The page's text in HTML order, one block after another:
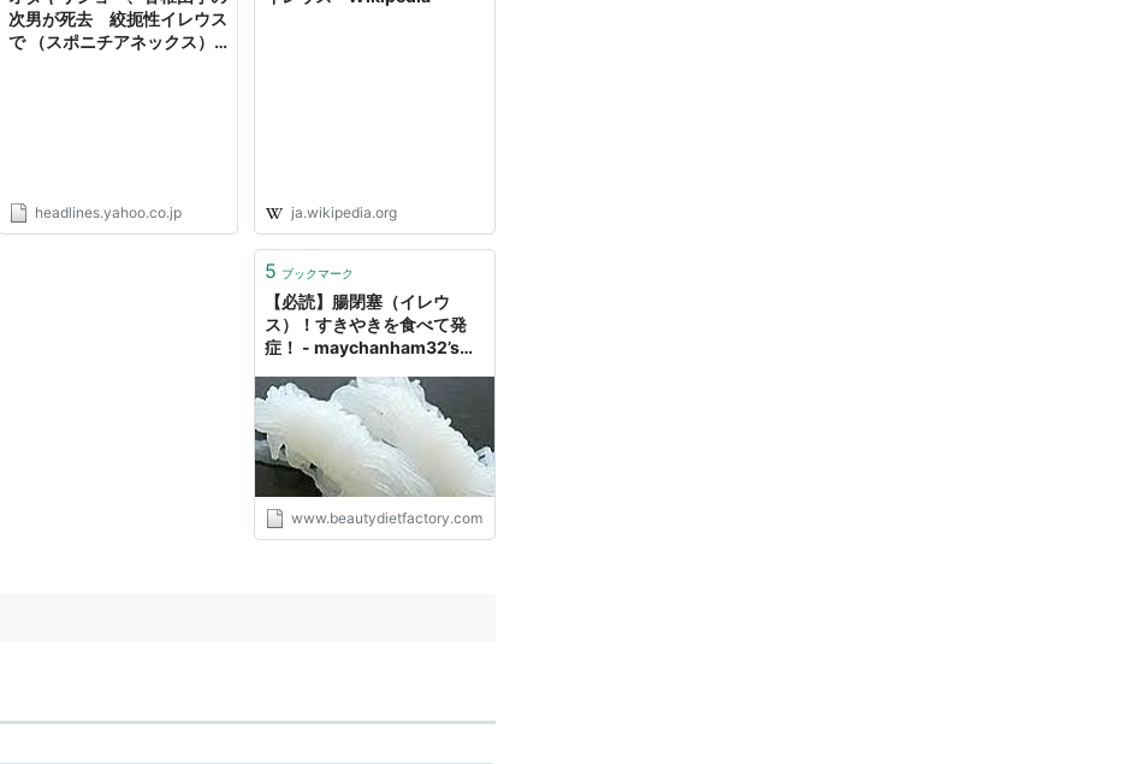
次男が死去 絞扼性イレウス
で （スポニチアネックス） -
headlines.yahoo.co.jp ja.wikipedia.org
5 ブックマーク
【必読】腸閉塞（イレウ
ス）！すきやきを食べて発
症！ - maychanham32’s
www.beautydietfactory.com